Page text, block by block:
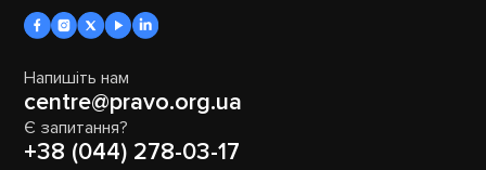
Напишіть нам
centre@pravo.org.ua
Є запитання?
+38 (044) 278-03-17